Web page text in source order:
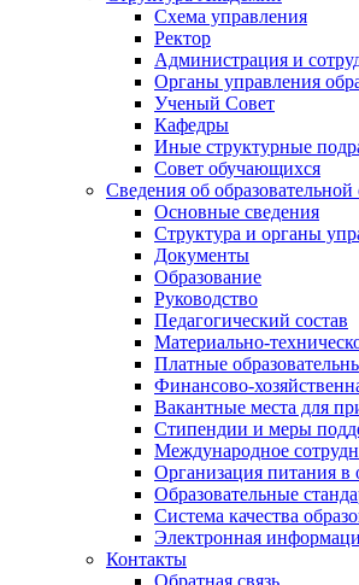
Схема управления
Ректор
Администрация и
Органы управления
Ученый Совет
Кафедры
Иные структурные
Совет обучающихся
Сведения об образовательной
Основные сведения
Структура и органы
Документы
Образование
Руководство
Педагогический состав
Материально-
Платные
Финансово-
Вакантные места для
Стипендии и меры
Международное
Организация питания в
Образовательные
Система качества
Электронная
Контакты
Обратная связь